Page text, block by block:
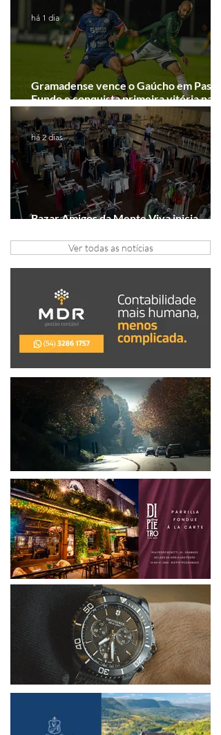
Gramadense vence o Gaúcho em Passo
Fundo e conquista primeira vitória na
Série A2
há 1 dia
Bazar Amigos da Mente Viva inicia
há 2 dias
Ver todas as notícias